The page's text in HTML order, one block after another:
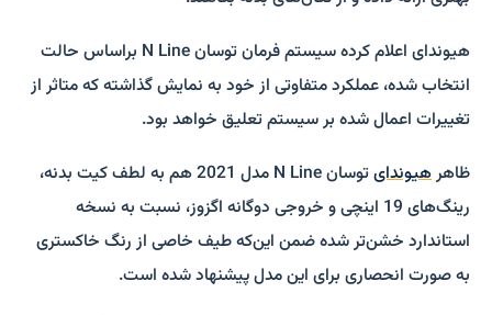
هیوندای اعلام کرده سیستم فرمان توسان N Line براساس حالت
انتخاب شده، عملکرد متفاوتی از خود به نمایش گذاشته که متاثر از
تغییرات اعمال شده بر سیستم تعلیق خواهد بود.
ظاهرهیوندای
توسان N Line مدل 2021 هم به لطف کیت بدنه،
رینگ‌های 19 اینچی و خروجی دوگانه اگزوز، نسبت به نسخه
استاندارد خشن‌تر شده ضمن این‌که طیف خاصی از رنگ خاکستری
به صورت انحصاری برای این مدل پیشنهاد شده است.